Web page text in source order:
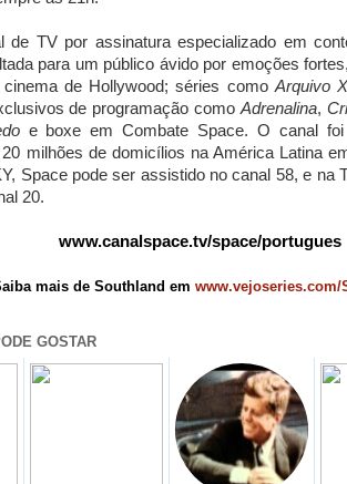
de TV por assinatura especializado em
para um público ávido por emoções
de Hollywood; séries como Arquivo X
de programação como Adrenalina,
e boxe em Combate Space. O canal
milhões de domicílios na América Latina
Space pode ser assistido no canal 58, e na
20.
www.canalspace.tv/space/portugues
mais de Southland em www.vejoseries.com/
GOSTAR